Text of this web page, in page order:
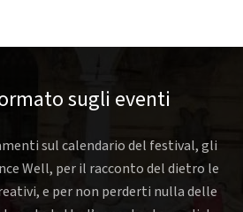
sugli eventi
sul calendario del festival, gli
Well, per il racconto del dietro le
e per non perderti nulla delle